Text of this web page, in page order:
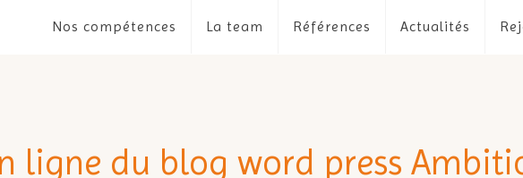
Nos compétences La team Références Actualités
ligne du blog word press